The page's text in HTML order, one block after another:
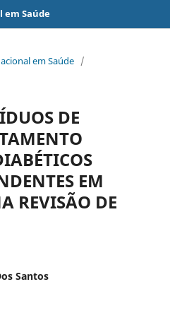
em Saúde
em Saúde /
DE
EM
REVISÃO DE
Santos